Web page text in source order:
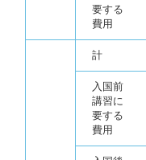
要する
費用
計
入国前
講習に
要する
費用